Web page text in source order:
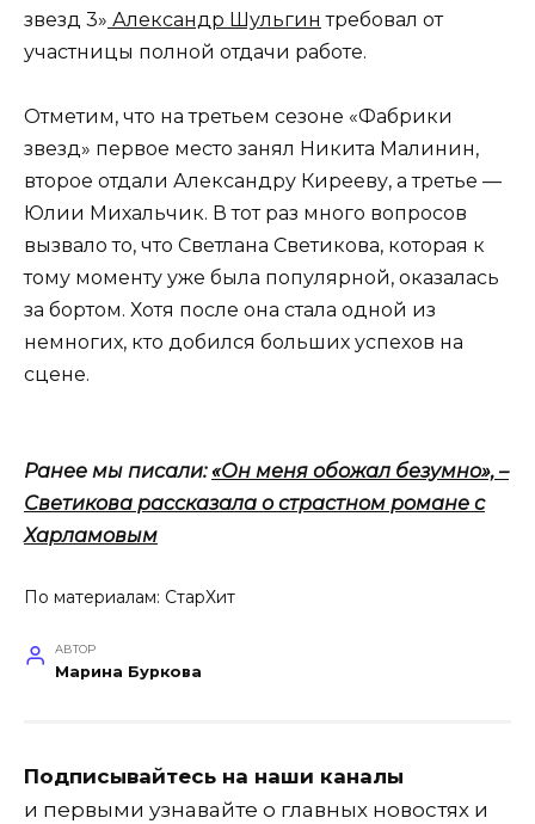
звезд 3» Александр Шульгин требовал от
участницы полной отдачи работе.
Отметим, что на третьем сезоне «Фабрики
звезд» первое место занял Никита Малинин,
второе отдали Александру Кирееву, а третье —
Юлии Михальчик. В тот раз много вопросов
вызвало то, что Светлана Светикова, которая к
тому моменту уже была популярной, оказалась
за бортом. Хотя после она стала одной из
немногих, кто добился больших успехов на
сцене.
Ранее мы писали:«Он меня обожал безумно», –
Светикова рассказала о страстном романе с
Харламовым
По материалам: СтарХит
АВТОР
Марина Буркова
Подписывайтесь на наши каналы
и первыми узнавайте о главных новостях и